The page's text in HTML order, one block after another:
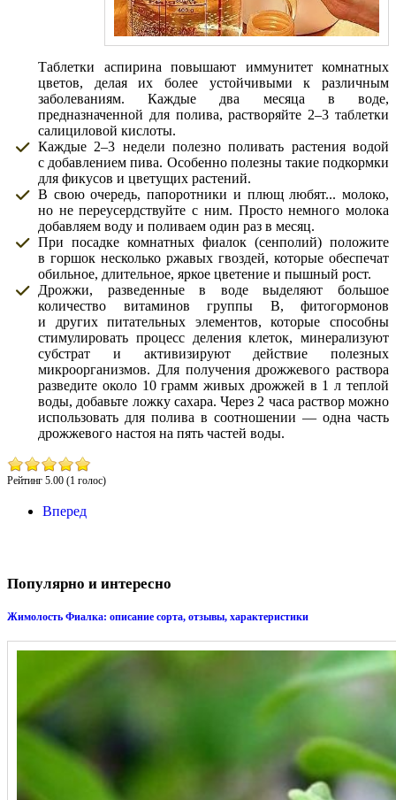
Таблетки аспирина повышают иммунитет комнатных
цветов, делая их более устойчивыми к различным
заболеваниям. Каждые два месяца в воде,
предназначенной для полива, растворяйте 2–3 таблетки
салициловой кислоты.
Каждые 2–3 недели полезно поливать растения водой
с добавлением пива. Особенно полезны такие подкормки
для фикусов и цветущих растений.
В свою очередь, папоротники и плющ любят... молоко,
но не переусердствуйте с ним. Просто немного молока
добавляем воду и поливаем один раз в месяц.
При посадке комнатных фиалок (сенполий) положите
в горшок несколько ржавых гвоздей, которые обеспечат
обильное, длительное, яркое цветение и пышный рост.
Дрожжи, разведенные в воде выделяют большое
количество витаминов группы В, фитогормонов
и других питательных элементов, которые способны
стимулировать процесс деления клеток, минерализуют
субстрат и активизируют действие полезных
микроорганизмов. Для получения дрожжевого раствора
разведите около 10 грамм живых дрожжей в 1 л теплой
воды, добавьте ложку сахара. Через 2 часа раствор можно
использовать для полива в соотношении — одна часть
дрожжевого настоя на пять частей воды.
Рейтинг 5.00 (1 голос)
Вперед
Популярно и интересно
Жимолость Фиалка: описание сорта, отзывы, характеристики